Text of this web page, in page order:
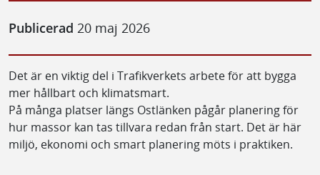
Publicerad 20 maj 2026
Det är en viktig del i Trafikverkets arbete för att bygga
mer hållbart och klimatsmart.
På många platser längs Ostlänken pågår planering för
hur massor kan tas tillvara redan från start. Det är här
miljö, ekonomi och smart planering möts i praktiken.